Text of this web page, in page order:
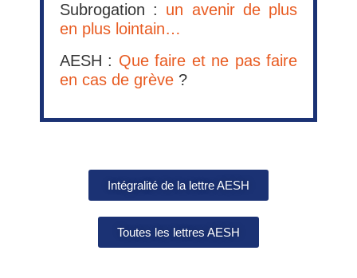
Subrogation : un avenir de plus
en plus lointain…
AESH : Que faire et ne pas faire
en cas de grève ?
Intégralité de la lettre AESH
Toutes les lettres AESH